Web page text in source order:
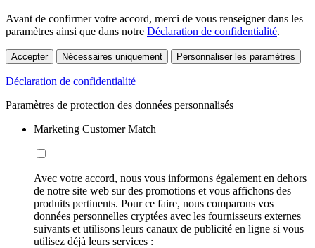
Avant de confirmer votre accord, merci de vous renseigner dans les
paramètres ainsi que dans notre Déclaration de confidentialité.
Accepter Nécessaires uniquement Personnaliser les paramètres
Déclaration de confidentialité
Paramètres de protection des données personnalisés
Marketing Customer Match
Avec votre accord, nous vous informons également en dehors
de notre site web sur des promotions et vous affichons des
produits pertinents. Pour ce faire, nous comparons vos
données personnelles cryptées avec les fournisseurs externes
suivants et utilisons leurs canaux de publicité en ligne si vous
utilisez déjà leurs services :